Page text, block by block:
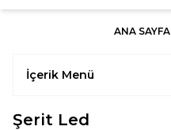
ANA SAYFA
İçerik Menü
Şerit Led